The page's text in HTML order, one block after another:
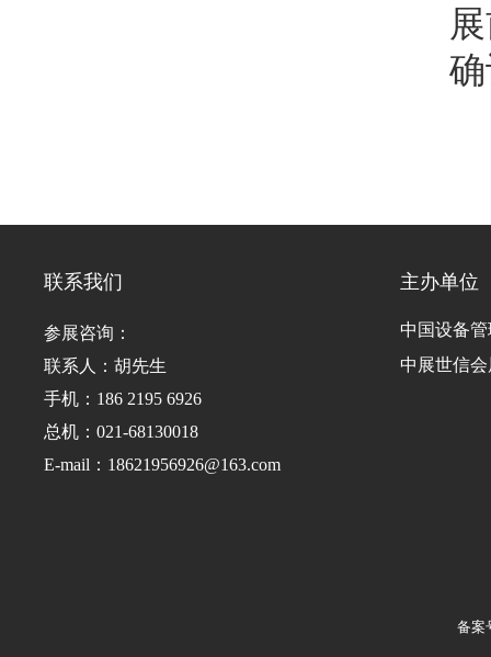
联系我们
参展咨询：
联系人：胡先生
手机：186 2195 6926
总机：021-68130018
E-mail：18621956926@163.com
主办单位
中国设备
中展世信
备案